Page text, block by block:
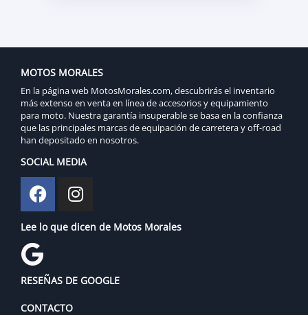
MOTOS MORALES
En la página web MotosMorales.com, descubrirás el inventario
más extenso en venta en línea de accesorios y equipamiento
para moto. Nuestra garantía insuperable se basa en la confianza
que las principales marcas de equipación de carretera y off-road
han depositado en nosotros.
SOCIAL MEDIA
Lee lo que dicen de Motos Morales
RESEÑAS DE GOOGLE
CONTACTO